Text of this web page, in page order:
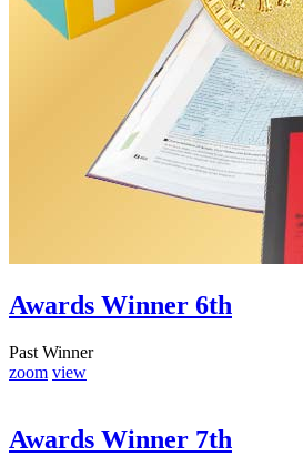
Awards Winner 6th
Past Winner
zoom view
Awards Winner 7th